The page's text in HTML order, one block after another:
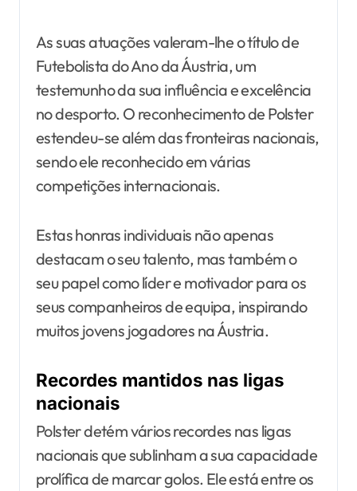
As suas atuações valeram-lhe o título de
Futebolista do Ano da Áustria, um
testemunho da sua influência e excelência
no desporto. O reconhecimento de Polster
estendeu-se além das fronteiras nacionais,
sendo ele reconhecido em várias
competições internacionais.
Estas honras individuais não apenas
destacam o seu talento, mas também o
seu papel como líder e motivador para os
seus companheiros de equipa, inspirando
muitos jovens jogadores na Áustria.
Recordes mantidos nas ligas
nacionais
Polster detém vários recordes nas ligas
nacionais que sublinham a sua capacidade
prolífica de marcar golos. Ele está entre os